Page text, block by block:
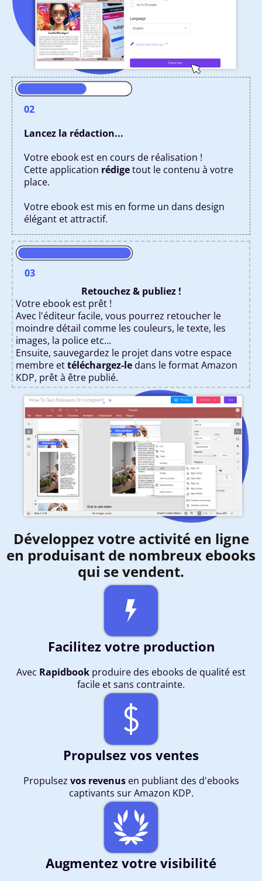
02
Lancez la rédaction...
Votre ebook est en cours de réalisation !
Cette application rédigetout le contenu à votre
place.
Votre ebook est mis en forme un dans design
élégant et attractif.
03
Retouchez & publiez !
Votre ebook est prêt !
Avec l'éditeur facile, vous pourrez retoucher le
moindre détail comme les couleurs, le texte, les
images, la police etc...
Ensuite, sauvegardez le projet dans votre espace
membre ettéléchargez-le dans le format Amazon
KDP, prêt à être publié.
Développez votre activité en ligne
en produisant de nombreux ebooks
qui se vendent.
Facilitez votre production
Avec Rapidbook produire des ebooks de qualité est
facile et sans contrainte.
Propulsez vos ventes
Propulsez vos revenusen publiant des d'ebooks
captivants surAmazon KDP.
Augmentez votre visibilité